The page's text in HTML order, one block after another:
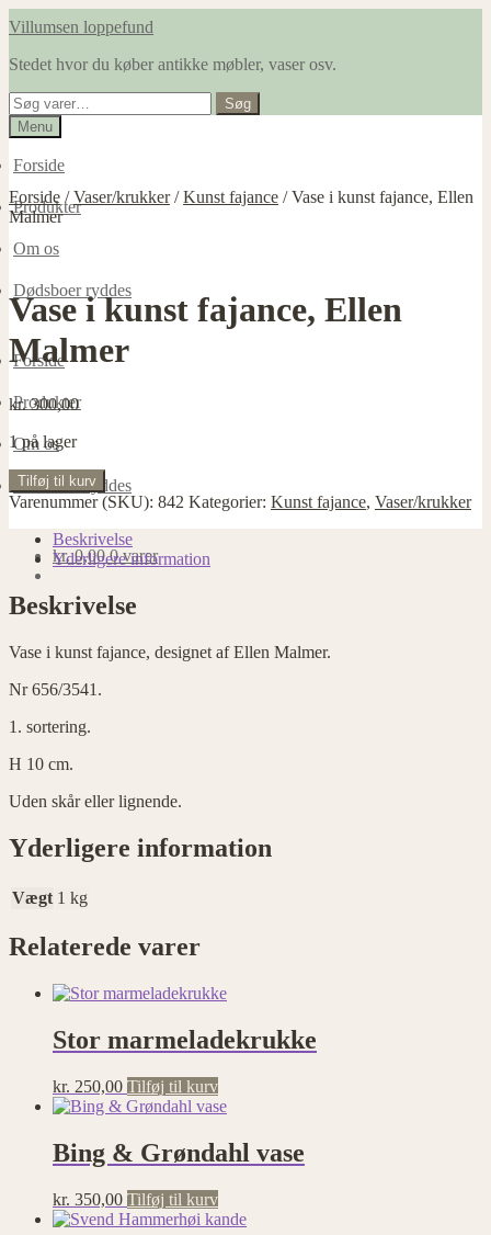
Spring
navigation
Spring
indhold
Villumsen loppefund
Stedet hvor du køber antikke møbler, vaser osv.
Søg
efter:
Søg
Menu
Forside
Produkter
Om os
Dødsboer ryddes
Forside
Produkter
Om os
Dødsboer ryddes
kr.0,00 0 varer
Forside /Vaser/krukker/Kunst fajance /Vase i kunst fajance, Ellen
Malmer
Vase i kunst fajance, Ellen
Malmer
kr.300,00
1 på lager
Vase
i
fajance,
Ellen
Malmer
antal
Tilføj til kurv
Varenummer (SKU): 842 Kategorier: Kunst fajance, Vaser/krukker
Beskrivelse
Yderligere information
Beskrivelse
Vase i kunst fajance, designet af Ellen Malmer.
Nr 656/3541.
1. sortering.
H 10 cm.
Uden skår eller lignende.
Yderligere information
Vægt 1 kg
Relaterede varer
Stor marmeladekrukke
kr. 250,00 Tilføj til kurv
Bing & Grøndahl vase
kr. 350,00 Tilføj til kurv